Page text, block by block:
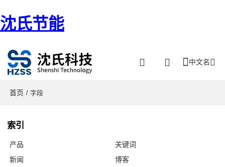
沈氏节能
中文名
首页 / 字段
索引
产品
关键词
新闻
博客